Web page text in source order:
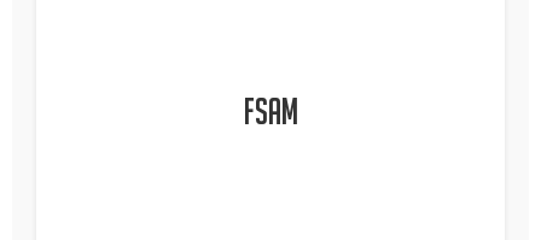
FSAM